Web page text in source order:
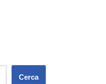
Cerca